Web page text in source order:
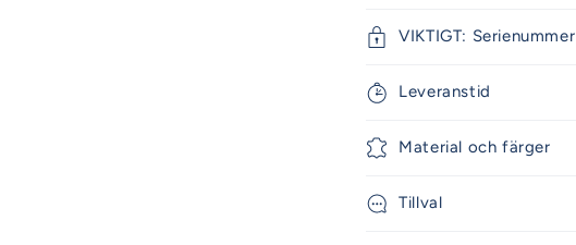
VIKTIGT: Serienummer
Leveranstid
Material och färger
Tillval